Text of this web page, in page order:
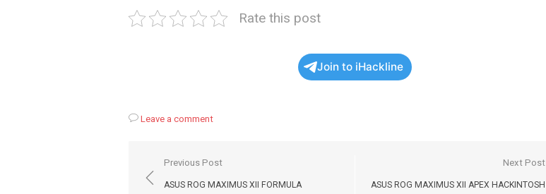
Rate this post
Join to iHackline
Leave a comment
Навигация
по
Previous Post
ASUS ROG MAXIMUS XII FORMULA
Next Post
ASUS ROG MAXIMUS XII APEX HACKINTOSH